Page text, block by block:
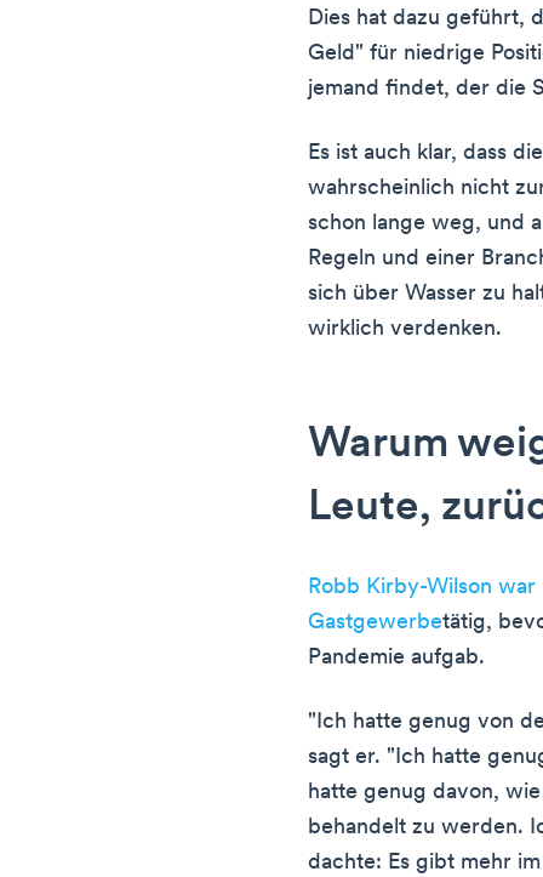
Dies hat dazu geführt,
Geld" für niedrige
jemand findet, der die
Es ist auch klar, dass
wahrscheinlich nicht
schon lange weg, und
Regeln und einer
sich über Wasser zu
wirklich verdenken.
Warum
Leute,
Robb Kirby-Wilson
Gastgewerbetätig,
Pandemie aufgab.
"Ich hatte genug von
sagt er. "Ich hatte
hatte genug davon,
behandelt zu werden.
dachte: Es gibt mehr